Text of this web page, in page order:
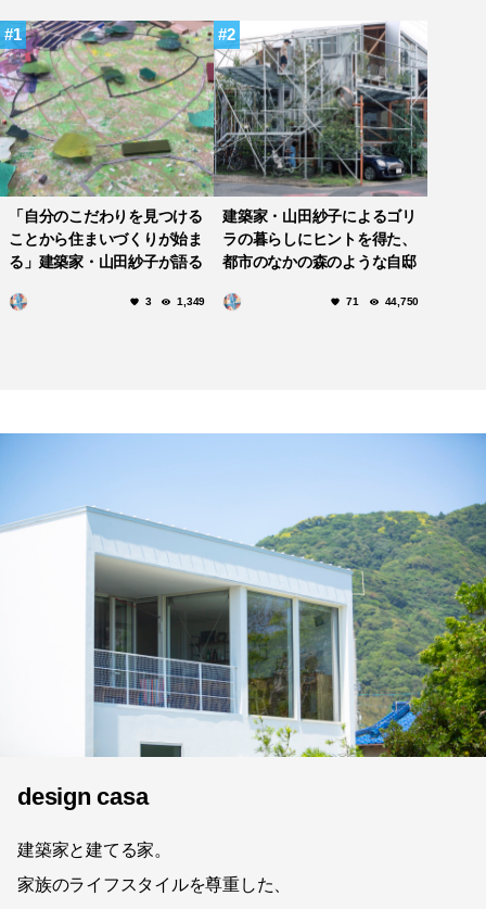
1
「自分のこだわりを見つける
ことから住まいづくりが始ま
る」建築家・山田紗子が語る
家づくりのポイントについて
3 1,349
2
建築家・山田紗子によるゴリ
ラの暮らしにヒントを得た、
都市のなかの森のような自邸
71 44,750
design casa
建築家と建てる家。
家族のライフスタイルを尊重した、